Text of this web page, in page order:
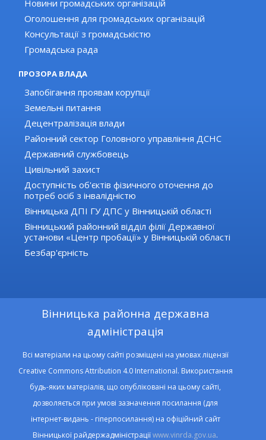
Новини громадських організацій
Оголошення для громадських організацій
Консультації з громадськістю
Громадська рада
ПРОЗОРА ВЛАДА
Запобігання проявам корупції
Земельні питання
Децентралізація влади
Районний сектор Головного управління ДСНС
Державний службовець
Цивільний захист
Доступність об'єктів фізичного оточення до
потреб осіб з інвалідністю
Вінницька ДПІ ГУ ДПС у Вінницькій області
Вінницький районний відділ філії Державної
установи «Центр пробації» у Вінницькій області
Безбар'єрність
Вінницька районна державна
адміністрація
Всі матеріали на цьому сайті розміщені на умовах ліцензії
Creative Commons Attribution 4.0 International. Використання
будь-яких матеріалів, що опубліковані на цьому сайті,
дозволяється при умові зазначення посилання (для
інтернет-видань - гіперпосилання) на офіційний сайт
Вінницької райдержадміністраціїwww.vinrda.gov.ua.